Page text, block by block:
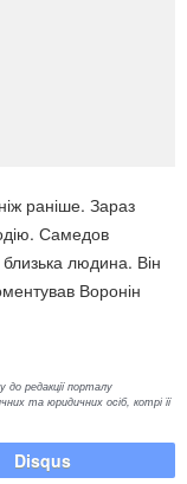
раніше. Зараз
Самедов
близька людина. Він
Воронін
до редакції порталу
та юридичних осіб, котрі її
Disqus